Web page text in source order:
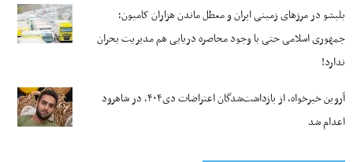
بلبشو در مرزهای زمینی ایران و معطل ماندن هزاران کامیون؛
جمهوری اسلامی حتی با وجود محاصره دریایی هم مدیریت بحران
ندارد!
آروین خیرخواه، از بازداشت‌شدگان اعتراضات دی۴۰۴، در شاهرود
اعدام شد